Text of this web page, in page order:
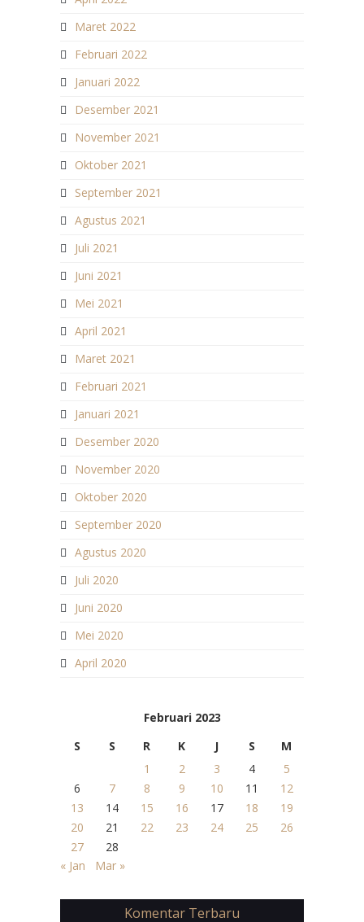
Maret 2022
Februari 2022
Januari 2022
Desember 2021
November 2021
Oktober 2021
September 2021
Agustus 2021
Juli 2021
Juni 2021
Mei 2021
April 2021
Maret 2021
Februari 2021
Januari 2021
Desember 2020
November 2020
Oktober 2020
September 2020
Agustus 2020
Juli 2020
Juni 2020
Mei 2020
April 2020
Februari 2023
S
S R K J S
M
1
2 3 4
5
6
7 8 9 10 11
12
13
14 15 16 17 18
19
20
21 22 23 24 25
26
27
28
« Jan
Mar »
Komentar Terbaru